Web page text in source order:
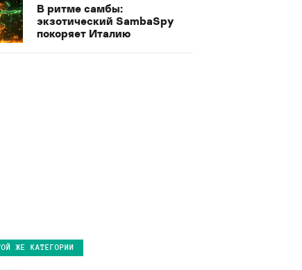
В ритме самбы:
экзотический SambaSpy
покоряет Италию
ЖЕ КАТЕГОРИИ